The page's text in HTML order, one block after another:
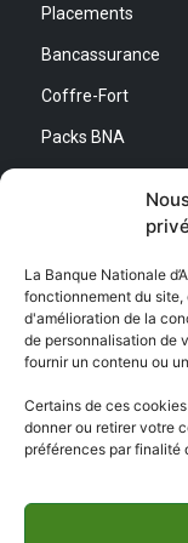
La Banque Nationale
fonctionnement du
d'amélioration de la
de personnalisation de
fournir un contenu ou
Certains de ces
donner ou retirer votre
préférences par finalité
Placements
Bancassurance
Coffre-Fort
Packs BNA
Direction Générale :
Adresse : Quartier
Centre de Relation
Adresse : Quartier
Centre d’appel :3306